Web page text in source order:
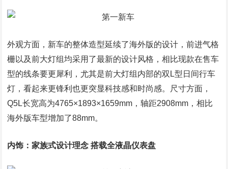
外观方面，新车的整体造型延续了海外版的设计，前进气格
栅以及前大灯组均采用了最新的设计风格，相比现款在售车
型的线条要更犀利，尤其是前大灯组内部的双L型日间行车
灯，看起来更锋利也更突显科技感和时尚感。尺寸方面，
Q5L长宽高为4765×1893×1659mm，轴距2908mm，相比
海外版车型增加了88mm。
内饰：家族式设计理念 搭载全液晶仪表盘